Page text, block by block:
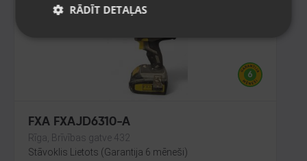
FXA FXAJD6310-A
Rīga, Brīvības gatve 432
Stāvoklis Lietots (Garantija 6 mēneši)
RĀDĪT DETAĻAS